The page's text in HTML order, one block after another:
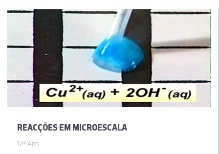
REACÇÕES EM MICROESCALA
12º Ano